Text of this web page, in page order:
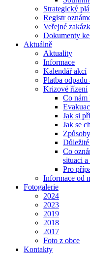
Strategický
Registr
Veřejné
Dokumenty
Aktuálně
Aktuality
Informace
Kalendář akcí
Platba odpadu
Krizové řízení
Co nám
Jak si
Jak se
Co
situaci
Pro
Informace od
Fotogalerie
2024
2023
2019
2018
2017
Foto z obce
Kontakty